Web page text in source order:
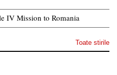
IV Mission to Romania
Toate stirile